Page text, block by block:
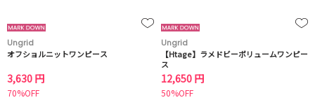
Ungrid
オフショルニットワンピース
3,630 円
70%OFF
Ungrid
【Htage】ラメドビーボリュームワンピー
ス
12,650 円
50%OFF